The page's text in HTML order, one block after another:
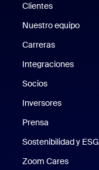
Clientes
Nuestro equipo
Carreras
Integraciones
Socios
Inversores
Prensa
Sostenibilidad y ESG
Zoom Cares